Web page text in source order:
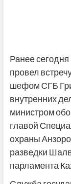
Ранее
провел
шефом СГБ
внутренних
министром
главой
охраны
разведки
парламента